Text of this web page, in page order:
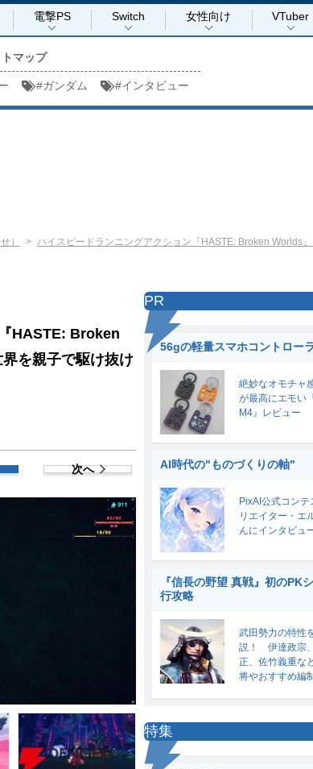
電撃PS Switch 女性向け VTuber
マップ
#ガンダム #インタビュー
）
ハイスピードランニングアクション『HASTE: Broken Worlds』
HASTE: Broken
を親子で駆け抜け
次へ
PR
56gの軽量スマホコントロー
絶妙なオモチャ
が最高にエモい
M4』レビュー
AI時代の"ものづくりの軸"
PixAI公式コンテ
リエイター・エ
んにインタビュ
『信長の野望 真戦』初のPK
行攻略
武田勢力の特性
説！ 伊達政宗
正、佐竹義重な
将やおすすめ編
特集